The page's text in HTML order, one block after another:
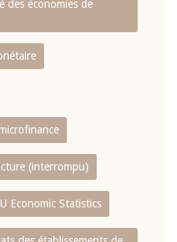
des économies de
(interrompu)
Economic Statistics